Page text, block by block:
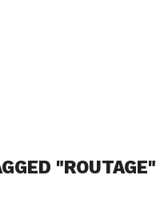
"ROUTAGE"